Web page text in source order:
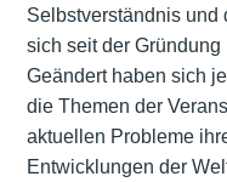
Selbstverständnis und
sich seit der
Geändert haben sich
die Themen der
aktuellen Probleme
Entwicklungen der